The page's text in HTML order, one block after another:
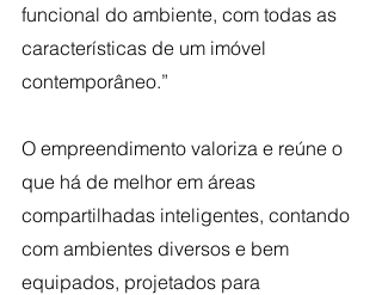
funcional do ambiente, com todas as
características de um imóvel
contemporâneo.”
O empreendimento valoriza e reúne o
que há de melhor em áreas
compartilhadas inteligentes, contando
com ambientes diversos e bem
equipados, projetados para